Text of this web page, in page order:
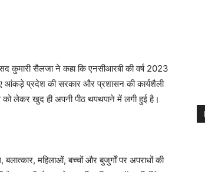
कुमारी सैलजा ने कहा कि एनसीआरबी की वर्ष 2023
आए आंकड़े प्रदेश की सरकार और प्रशासन की कार्यशैली
लेकर खुद ही अपनी पीठ थपथपाने में लगी हुई है।
बलात्कार, महिलाओं, बच्चों और बुजुर्गों पर अपराधों की